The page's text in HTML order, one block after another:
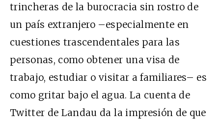
trincheras de la burocracia sin rostro de
un país extranjero –especialmente en
cuestiones trascendentales para las
personas, como obtener una visa de
trabajo, estudiar o visitar a familiares– es
como gritar bajo el agua. La cuenta de
Twitter de Landau da la impresión de que